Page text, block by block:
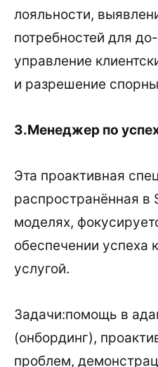
лояльности,
потребностей для
управление
и разрешение
3.Менеджер по
Эта проактивная
распространённая в
моделях,
обеспечении успеха
услугой.
Задачи:помощь в
(онбординг),
проблем,